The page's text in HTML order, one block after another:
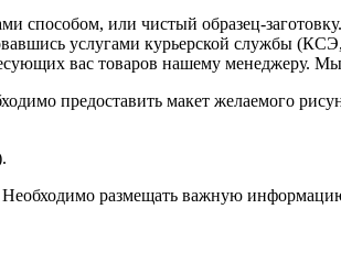
способом, или чистый образец-
услугами курьерской службы
вас товаров нашему менеджеру. Мы
предоставить макет желаемого
размещать важную